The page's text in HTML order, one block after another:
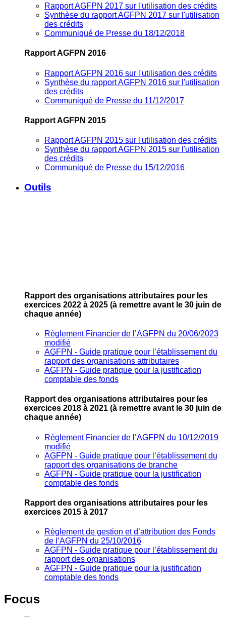
Rapport AGFPN 2017 sur l'utilisation des crédits
Synthèse du rapport AGFPN 2017 sur l'utilisation
des crédits
Communiqué de Presse du 18/12/2018
Rapport AGFPN 2016
Rapport AGFPN 2016 sur l'utilisation des crédits
Synthèse du rapport AGFPN 2016 sur l'utilisation
des crédits
Communiqué de Presse du 11/12/2017
Rapport AGFPN 2015
Rapport AGFPN 2015 sur l'utilisation des crédits
Synthèse du rapport AGFPN 2015 sur l'utilisation
des crédits
Communiqué de Presse du 15/12/2016
Outils
Rapport des organisations attributaires pour les
exercices 2022 à 2025 (à remettre avant le 30 juin de
chaque année)
Règlement Financier de l’AGFPN du 20/06/2023
modifié
AGFPN ‐ Guide pratique pour l’établissement du
rapport des organisations attributaires
AGFPN ‐ Guide pratique pour la justification
comptable des fonds
Rapport des organisations attributaires pour les
exercices 2018 à 2021 (à remettre avant le 30 juin de
chaque année)
Règlement Financier de l’AGFPN du 10/12/2019
modifié
AGFPN ‐ Guide pratique pour l’établissement du
rapport des organisations de branche
AGFPN ‐ Guide pratique pour la justification
comptable des fonds
Rapport des organisations attributaires pour les
exercices 2015 à 2017
Règlement de gestion et d’attribution des Fonds
de l’AGFPN du 25/10/2016
AGFPN ‐ Guide pratique pour l’établissement du
rapport des organisations
AGFPN ‐ Guide pratique pour la justification
comptable des fonds
Focus